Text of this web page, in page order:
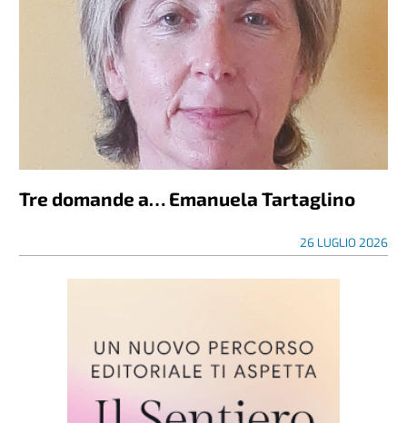
Tre domande a… Emanuela Tartaglino
26 LUGLIO 2026